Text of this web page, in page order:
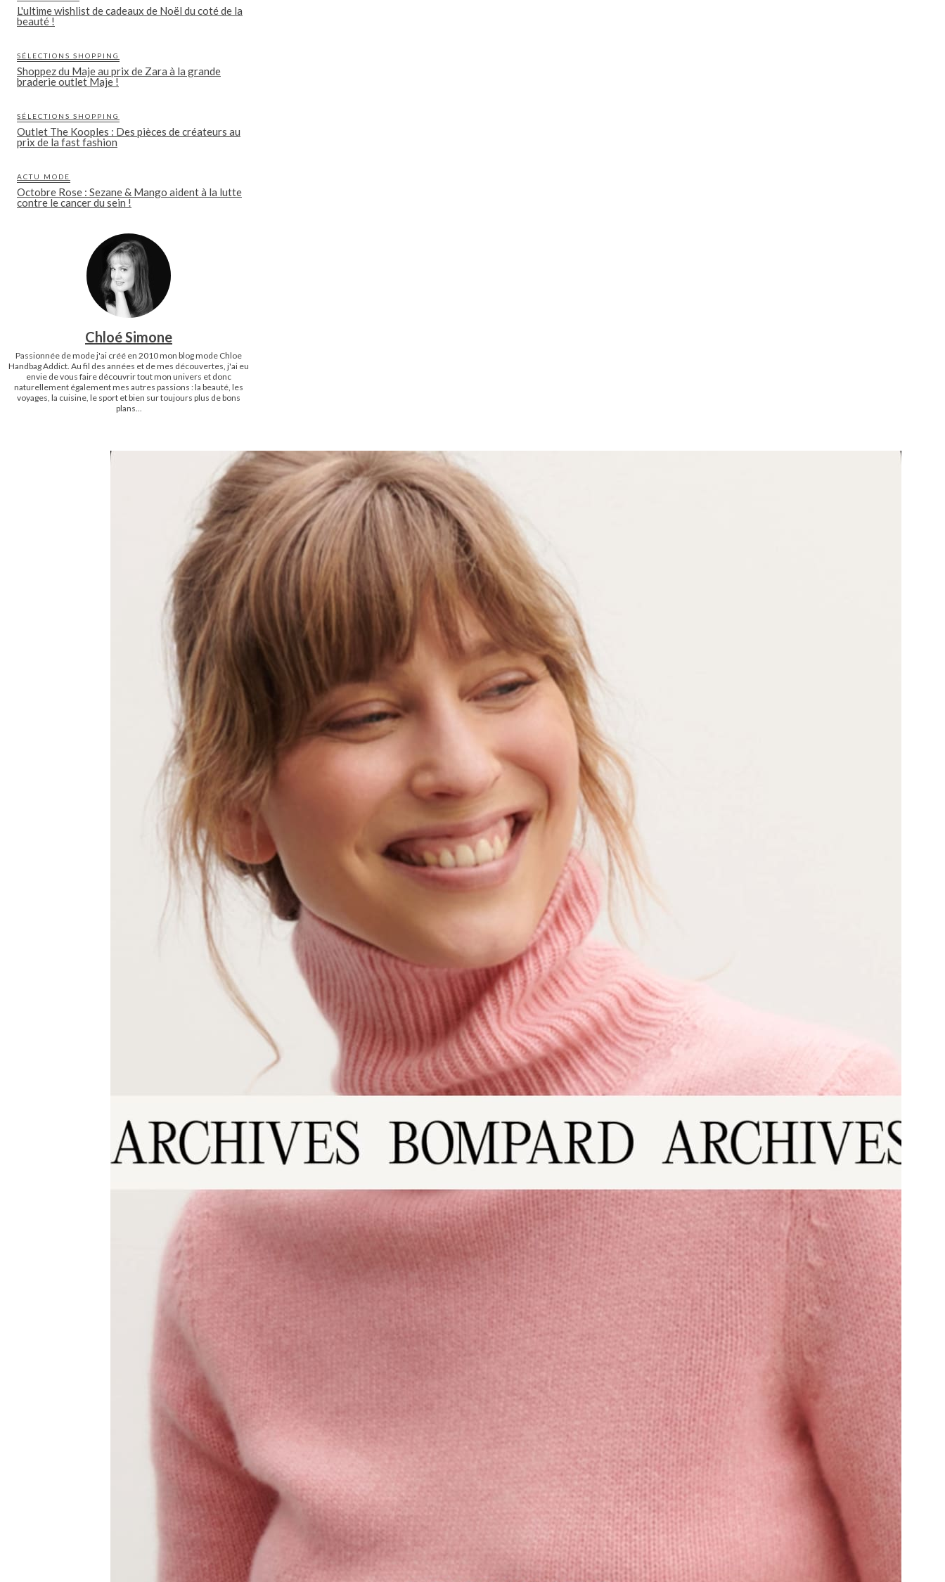
L'ultime wishlist de cadeaux de Noël du coté de la
beauté !
SÉLECTIONS SHOPPING
Shoppez du Maje au prix de Zara à la grande
braderie outlet Maje !
SÉLECTIONS SHOPPING
Outlet The Kooples : Des pièces de créateurs au
prix de la fast fashion
ACTU MODE
Octobre Rose : Sezane & Mango aident à la lutte
contre le cancer du sein !
Chloé Simone
Passionnée de mode j'ai créé en 2010 mon blog mode Chloe
Handbag Addict. Au fil des années et de mes découvertes, j'ai eu
envie de vous faire découvrir tout mon univers et donc
naturellement également mes autres passions : la beauté, les
voyages, la cuisine, le sport et bien sur toujours plus de bons
plans...